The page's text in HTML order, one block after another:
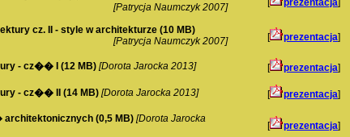
[Patrycja Naumczyk 2007]
[ prezentacja]
cz. II - style w architekturze (10 MB)
[Patrycja Naumczyk 2007]
[ prezentacja]
- cz�� I (12 MB) [Dorota Jarocka 2013] [ prezentacja]
- cz�� II (14 MB) [Dorota Jarocka 2013] [ prezentacja]
(0,5 MB) [Dorota Jarocka
[ prezentacja]